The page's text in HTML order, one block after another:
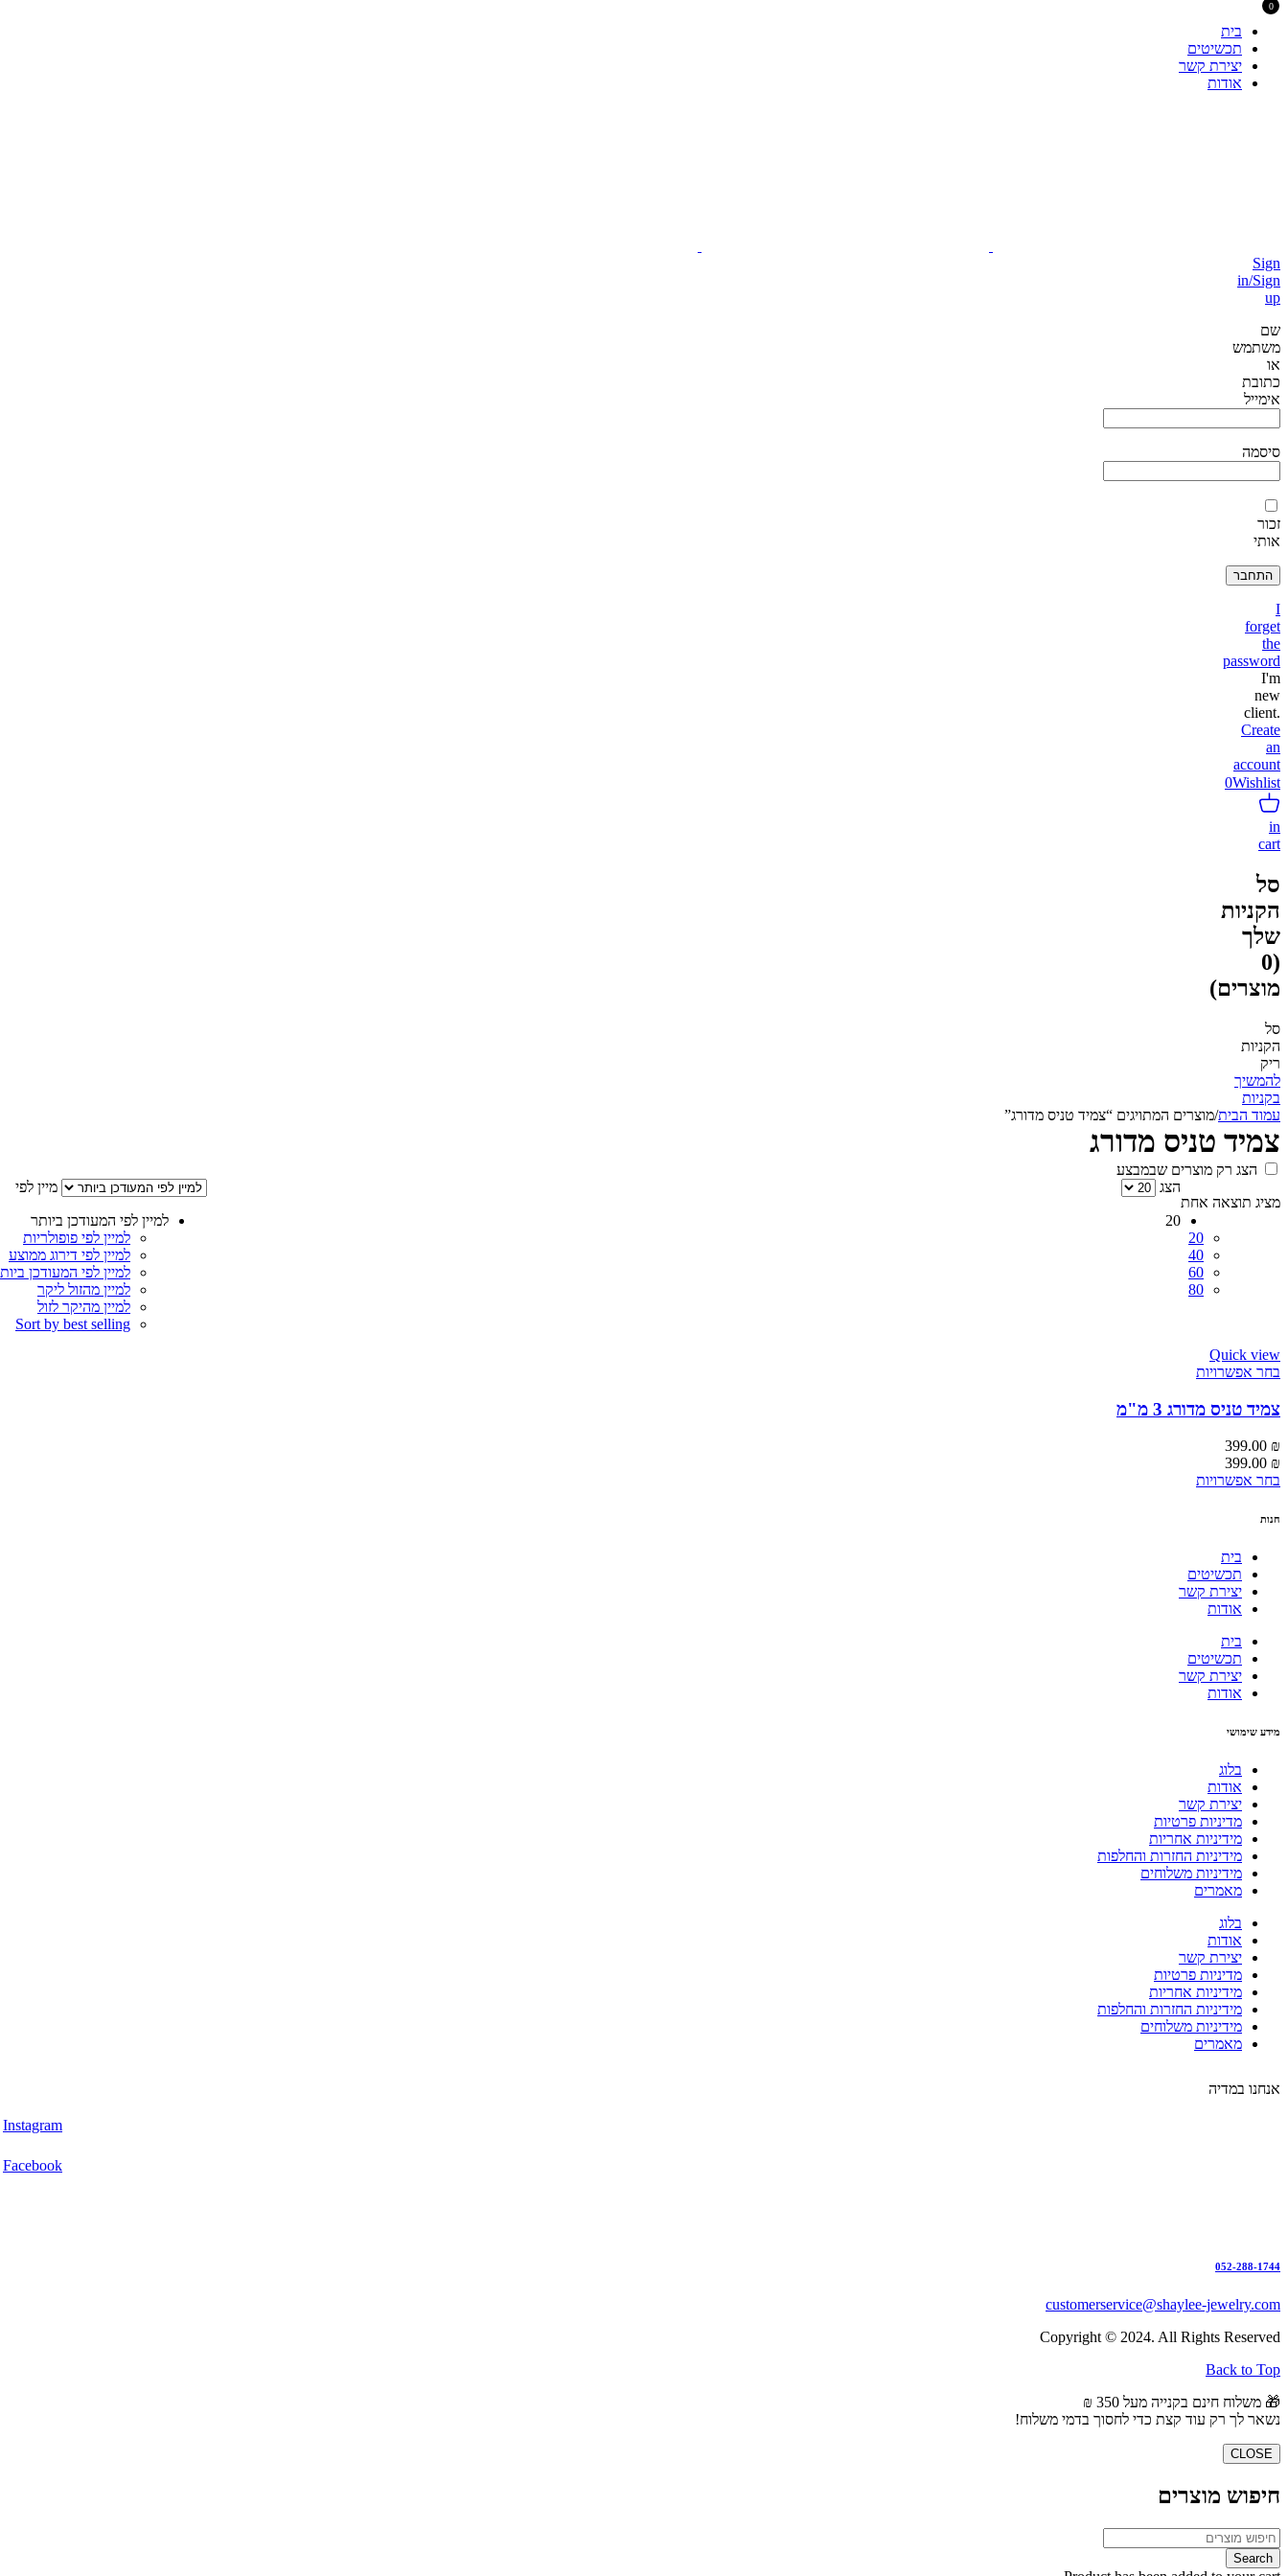
בית
תכשיטים
יצירת קשר
אודות
Sign
in/Sign
up
שם
משתמש
או
כתובת
אימייל
סיסמה
זכור
אותי
I
forget
the
password
I'm
new
client.
Create
an
account
0Wishlist
0
in
cart
סל
הקניות
שלך
(0
מוצרים)
סל
הקניות
ריק
להמשיך
בקניות
עמוד הבית/מוצרים המתויגים “צמיד טניס מדורג”
צמיד טניס מדורג
הצג רק מוצרים שבמבצע
מציג תוצאה אחת
מיין לפי
למיין לפי המעודכן ביותר
למיין לפי פופולריות
למיין לפי דירוג ממוצע
למיין לפי המעודכן
למיין מהזול ליקר
למיין מהיקר לזול
Sort by best selling
הצג
20
20
40
60
80
Quick view
בחר אפשרויות
צמיד טניס מדורג 3 מ"מ
399.00 ₪
399.00 ₪
בחר אפשרויות
חנות
בית
תכשיטים
יצירת קשר
אודות
בית
תכשיטים
יצירת קשר
אודות
מידע שימושי
בלוג
אודות
יצירת קשר
מדיניות פרטיות
מידיניות אחריות
מידיניות החזרות והחלפות
מידיניות משלוחים
מאמרים
בלוג
אודות
יצירת קשר
מדיניות פרטיות
מידיניות אחריות
מידיניות החזרות והחלפות
מידיניות משלוחים
מאמרים
אנחנו במדיה
Instagram
Facebook
052-288-1744
customerservice@shaylee-jewelry.com
Copyright © 2024. All Rights Reserved
Back to Top
🎁 משלוח חינם בקנייה מעל 350 ₪
נשאר לך רק עוד קצת כדי לחסוך בדמי משלוח!
CLOSE
חיפוש מוצרים